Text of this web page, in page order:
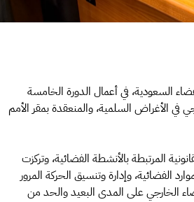
السعودية، في أعمال الدورة الخامسة
في الأغراض السلمية، والمنعقدة بمقر الأمم
المرتبطة بالأنشطة الفضائية، وتركزت
الفضائية، وإدارة وتنسيق الحركة المرور
الخارجي على المدى البعيد والحد من